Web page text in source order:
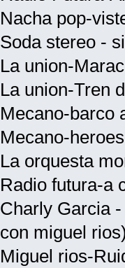
Nacha pop-
Soda stereo -
La union-
La union-Tren
Mecano-barco
Mecano-
La orquesta
Radio futura-a
Charly Garcia
con miguel
Miguel rios-